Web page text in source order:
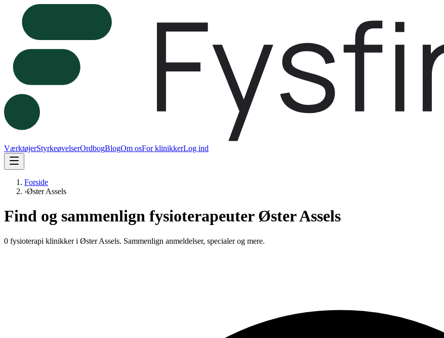
VærktøjerStyrkeøvelserOrdbogBlogOm osFor klinikkerLog ind
Forside
›Øster Assels
Find og sammenlign fysioterapeuter Øster Assels
0 fysioterapi klinikker i Øster Assels. Sammenlign anmeldelser, specialer og mere.